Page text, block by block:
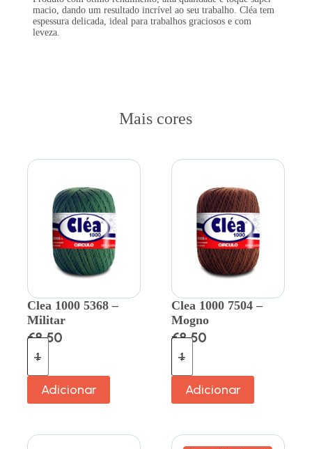
macio, dando um resultado incrível ao seu trabalho. Cléa tem
espessura delicada, ideal para trabalhos graciosos e com
leveza.
Mais cores
Clea 1000 5368 –
Militar
€8.50
Adicionar
Clea 1000 7504 –
Mogno
€8.50
Adicionar